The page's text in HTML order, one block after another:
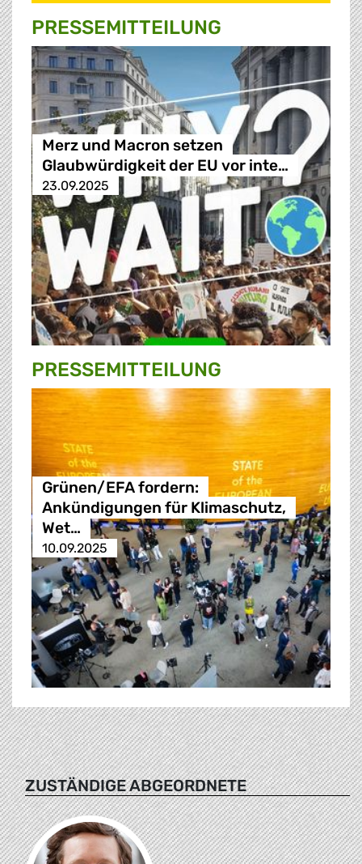
PRESSE­MITTEILUNG
Merz und Macron setzen
Glaubwürdigkeit der EU vor inte…
23.09.2025
PRESSE­MITTEILUNG
Grünen/EFA fordern:
Ankündigungen für Klimaschutz,
Wet…
10.09.2025
ZUSTÄNDIGE ABGEORDNETE